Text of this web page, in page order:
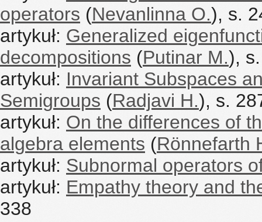
operators (Nevanlinna O.), s.
artykuł: Generalized
decompositions (Putinar M.),
artykuł: Invariant Subspaces
Semigroups (Radjavi H.), s.
artykuł: On the differences of
algebra elements (Rönnefarth
artykuł: Subnormal operators
artykuł: Empathy theory and
338